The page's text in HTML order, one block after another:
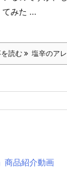
てみた ...
読む 塩辛のア
商品紹介動画